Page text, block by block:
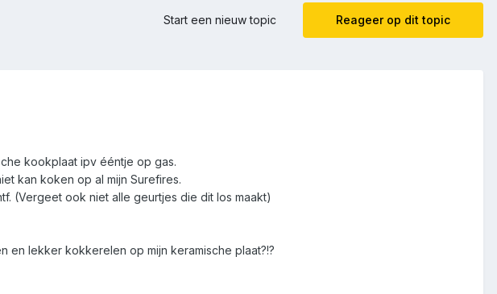
Reageer op dit topic
Start een nieuw topic
kookplaat ipv ééntje op gas.
kan koken op al mijn Surefires.
(Vergeet ook niet alle geurtjes die dit los maakt)
lekker kokkerelen op mijn keramische plaat?!?